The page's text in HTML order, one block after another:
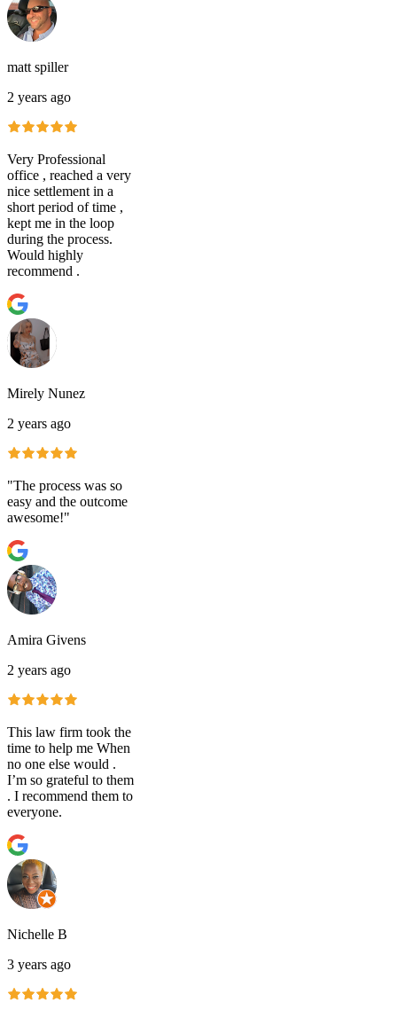
matt spiller
2 years ago
Very Professional
office , reached a very
nice settlement in a
short period of time ,
kept me in the loop
during the process.
Would highly
recommend .
Mirely Nunez
2 years ago
"The process was so
easy and the outcome
awesome!"
Amira Givens
2 years ago
This law firm took the
time to help me When
no one else would .
I’m so grateful to them
. I recommend them to
everyone.
Nichelle B
3 years ago